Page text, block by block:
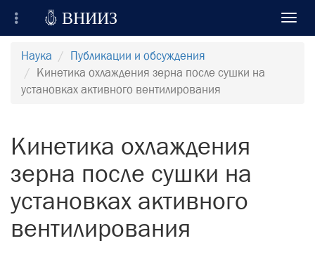
Всероссийский Научно-Исследовательский
Институт Зерна и продуктов его переработки
Регистрация
 ВНИИЗ
Наука
Публикации и обсуждения
Кинетика охлаждения зерна после сушки на
установках активного вентилирования
Кинетика охлаждения
зерна после сушки на
установках активного
вентилирования